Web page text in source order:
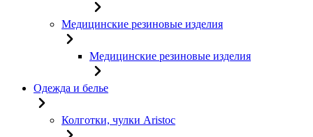
Медицинские резиновые изделия
Медицинские резиновые изделия
Одежда и белье
Колготки, чулки Aristoc